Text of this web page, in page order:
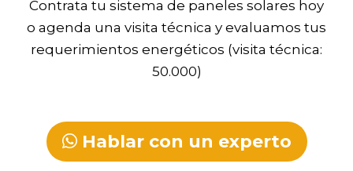
Contrata tu sistema de paneles solares hoy
o agenda una visita técnica y evaluamos tus
requerimientos energéticos (visita técnica:
50.000)
Hablar con un experto